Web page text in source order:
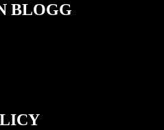
BLOGG